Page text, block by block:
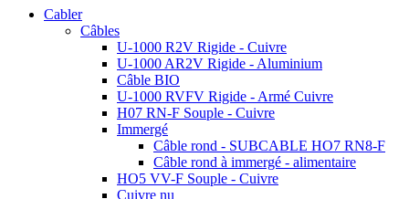
Cabler
Câbles
U-1000 R2V Rigide - Cuivre
U-1000 AR2V Rigide - Aluminium
Câble BIO
U-1000 RVFV Rigide - Armé Cuivre
H07 RN-F Souple - Cuivre
Immergé
Câble rond - SUBCABLE HO7 RN8-F
Câble rond à immergé - alimentaire
HO5 VV-F Souple - Cuivre
Cuivre nu